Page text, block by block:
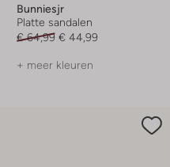
Bunniesjr
Platte sandalen
€ 64,99 € 44,99
+ meer kleuren